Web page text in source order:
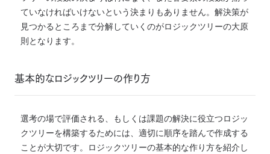
ていなければいけないという決まりもありません。解決策が
見つかるところまで分解していくのがロジックツリーの大原
則となります。
基本的なロジックツリーの作り方
選考の場で評価される、もしくは課題の解決に役立つロジッ
クツリーを構築するためには、適切に順序を踏んで作成する
ことが大切です。ロジックツリーの基本的な作り方を紹介し